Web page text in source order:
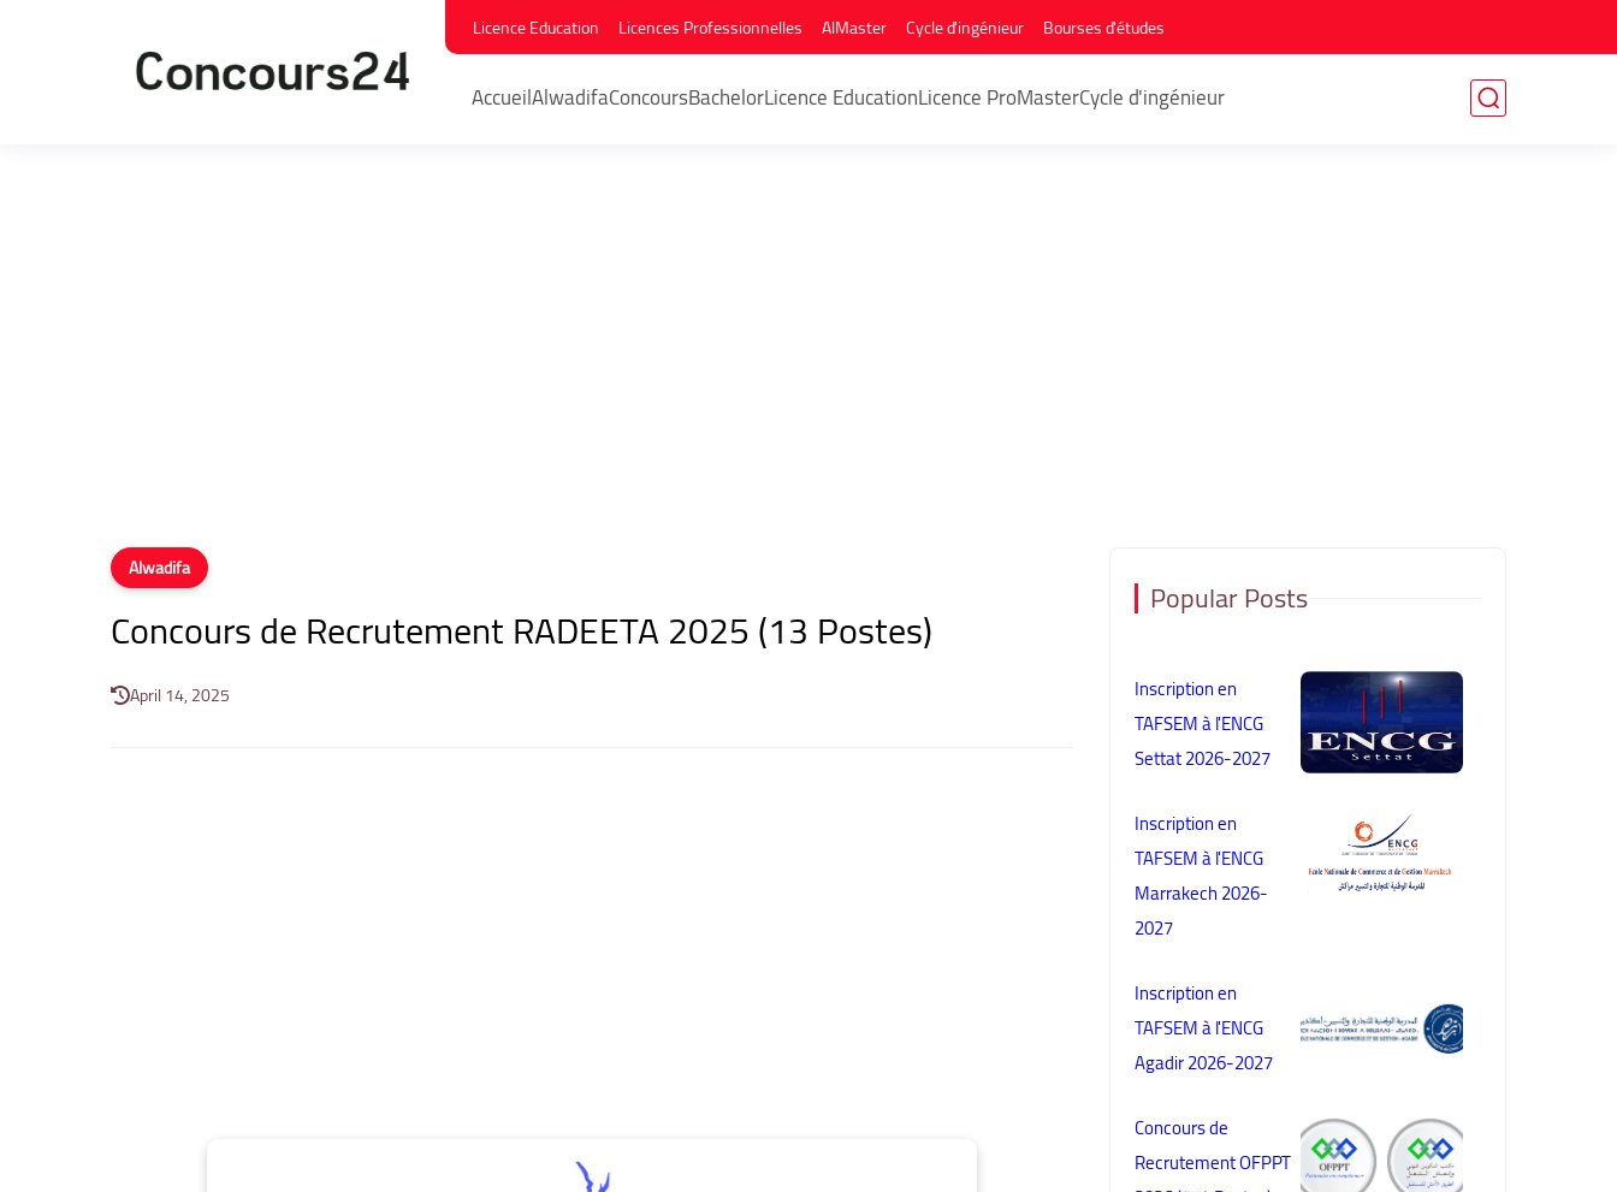
Licence Education Licences Professionnelles AlMaster Cycle d'ingénieur Bourses d'études
AccueilAlwadifaConcoursBachelorLicence EducationLicence ProMasterCycle d'ingénieur
Alwadifa
Concours de Recrutement RADEETA 2025 (13 Postes)
April 14, 2025
Popular Posts
Inscription en
TAFSEM à l'ENCG
Settat 2026-2027
Inscription en
TAFSEM à l'ENCG
Marrakech 2026-
2027
Inscription en
TAFSEM à l'ENCG
Agadir 2026-2027
Concours de
Recrutement OFPPT